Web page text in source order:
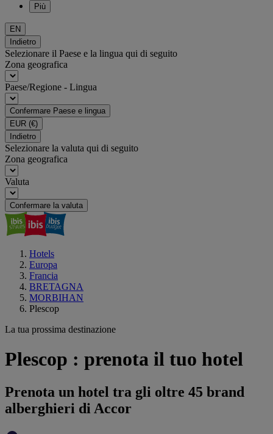
Più
EN
Indietro
Selezionare il Paese e la lingua qui di seguito
Zona geografica
Paese/Regione - Lingua
Confermare Paese e lingua
EUR (€)
Indietro
Selezionare la valuta qui di seguito
Zona geografica
Valuta
Confermare la valuta
Hotels
Europa
Francia
BRETAGNA
MORBIHAN
Plescop
La tua prossima destinazione
Plescop : prenota il tuo hotel
Prenota un hotel tra gli oltre 45 brand
alberghieri di Accor